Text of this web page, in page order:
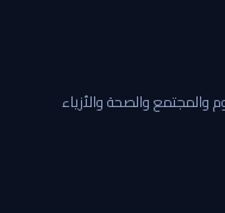
والمجتمع والصحة والأزياء